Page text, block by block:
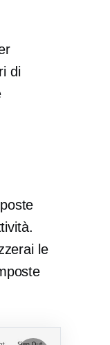
di
le